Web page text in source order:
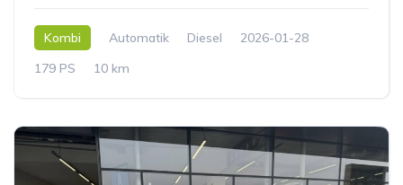
Kombi Automatik Diesel
2026-01-28
179 PS
10 km